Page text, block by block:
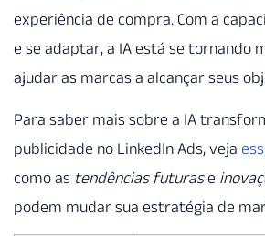
experiência de compra. Com a
e se adaptar, a IA está se tornando
ajudar as marcas a alcançar seus
Para saber mais sobre a IA
publicidade no LinkedIn Ads, veja
como as tendências futurase
podem mudar sua estratégia de